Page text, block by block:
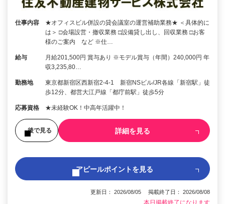
仕事内容
★オフィスビル併設の貸会議室の運営補助業務★ ＜具体的に
は＞ □会場設営・撤収業務 □設備貸し出し、回収業務 □お客
様のご案内 など ※仕…
給与
月給201,500円 賞与あり ※モデル賞与（年間）240,000円 年
収3,235,80…
勤務地
東京都新宿区西新宿2-4-1 新宿NSビル/JR各線「新宿駅」徒
歩12分、都営大江戸線「都庁前駅」徒歩5分
応募資格 ★未経験OK！中高年活躍中！
後で見る 詳細を見る
アピールポイントを見る
更新日： 2026/08/05 掲載終了日： 2026/08/08